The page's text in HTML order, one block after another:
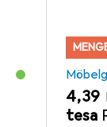
EUR
4,39
tesa